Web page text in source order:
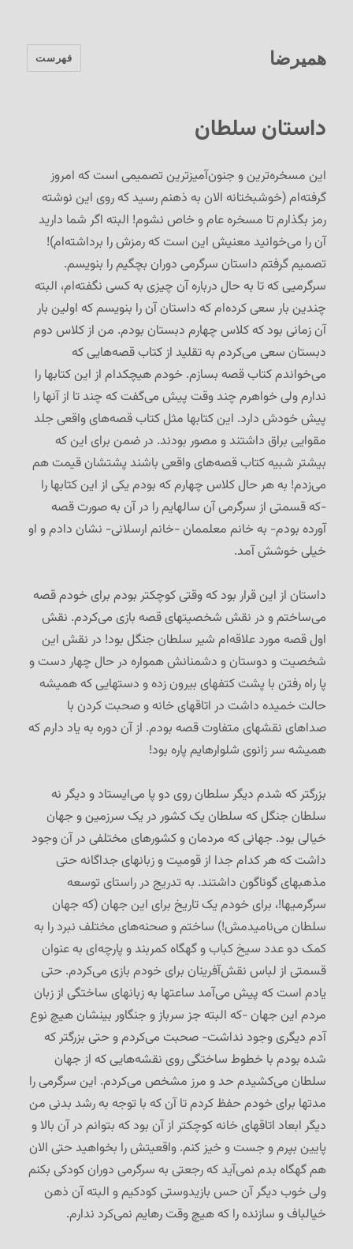
همیرضا فهرست
داستان سلطان
این مسخره‌ترین و جنون‌آمیزترین تصمیمی است که امروز
گرفته‌ام (خوشبختانه الان به ذهنم رسید که روی این نوشته
رمز بگذارم تا مسخره عام و خاص نشوم! البته اگر شما دارید
آن را می‌خوانید معنیش این است که رمزش را برداشته‌ام)!
تصمیم گرفتم داستان سرگرمی دوران بچگیم را بنویسم.
سرگرمیی که تا به حال درباره آن چیزی به کسی نگفته‌ام، البته
چندین بار سعی کرده‌ام که داستان آن را بنویسم که اولین بار
آن زمانی بود که کلاس چهارم دبستان بودم. من از کلاس دوم
دبستان سعی می‌کردم به تقلید از کتاب قصه‌هایی که
می‌خواندم کتاب قصه بسازم. خودم هیچکدام از این کتابها را
ندارم ولی خواهرم چند وقت پیش می‌گفت که چند تا از آنها را
پیش خودش دارد. این کتابها مثل کتاب قصه‌های واقعی جلد
مقوایی براق داشتند و مصور بودند. در ضمن برای این که
بیشتر شبیه کتاب قصه‌های واقعی باشند پشتشان قیمت هم
می‌زدم! به هر حال کلاس چهارم که بودم یکی از این کتابها را
-که قسمتی از سرگرمی آن سالهایم را در آن به صورت قصه
آورده بودم- به خانم معلممان -خانم ارسلانی- نشان دادم و او
خیلی خوشش آمد.
داستان از این قرار بود که وقتی کوچکتر بودم برای خودم قصه
می‌ساختم و در نقش شخصیتهای قصه بازی می‌کردم. نقش
اول قصه مورد علاقه‌ام شیر سلطان جنگل بود! در نقش این
شخصیت و دوستان و دشمنانش همواره در حال چهار دست و
پا راه رفتن با پشت کتفهای بیرون زده و دستهایی که همیشه
حالت خمیده داشت در اتاقهای خانه و صحبت کردن با
صداهای نقشهای متفاوت قصه بودم. از آن دوره به یاد دارم که
همیشه سر زانوی شلوارهایم پاره بود!
بزرگتر که شدم دیگر سلطان روی دو پا می‌ایستاد و دیگر نه
سلطان جنگل که سلطان یک کشور در یک سرزمین و جهان
خیالی بود. جهانی که مردمان و کشورهای مختلفی در آن وجود
داشت که هر کدام جدا از قومیت و زبانهای جداگانه حتی
مذهبهای گوناگون داشتند. به تدریج در راستای توسعه
سرگرمیها!، برای خودم یک تاریخ برای این جهان (که جهان
سلطان می‌نامیدمش!) ساختم و صحنه‌های مختلف نبرد را به
کمک دو عدد سیخ کباب و گهگاه کمربند و پارچه‌ای به عنوان
قسمتی از لباس نقش‌آفرینان برای خودم بازی می‌کردم. حتی
یادم است که پیش می‌آمد ساعتها به زبانهای ساختگی از زبان
مردم این جهان -که البته جز سرباز و جنگاور بینشان هیچ نوع
آدم دیگری وجود نداشت- صحبت می‌کردم و حتی بزرگتر که
شده بودم با خطوط ساختگی روی نقشه‌هایی که از جهان
سلطان می‌کشیدم حد و مرز مشخص می‌کردم. این سرگرمی را
مدتها برای خودم حفظ کردم تا آن که با توجه به رشد بدنی من
دیگر ابعاد اتاقهای خانه کوچکتر از آن بود که بتوانم در آن بالا و
پایین بپرم و جست و خیز کنم. واقعیتش را بخواهید حتی الان
هم گهگاه بدم نمی‌آید که رجعتی به سرگرمی دوران کودکی بکنم
ولی خوب دیگر آن حس بازیدوستی کودکیم و البته آن ذهن
خیالباف و سازنده را که هیچ وقت رهایم نمی‌کرد ندارم.